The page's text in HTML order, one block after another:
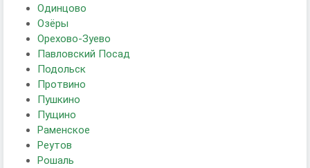
Одинцово
Озёры
Орехово-Зуево
Павловский Посад
Подольск
Протвино
Пушкино
Пущино
Раменское
Реутов
Рошаль